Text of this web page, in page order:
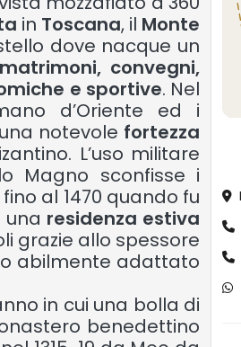
in Toscana, il Monte
dove nacque un
convegni,
e sportive. Nel
d’Oriente ed i
notevole fortezza
L’uso militare
Magno sconfisse i
fino al 1470 quando fu
residenza estiva
grazie allo spessore
abilmente adattato
in cui una bolla di
benedettino